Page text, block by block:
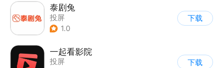
泰剧兔
投屏
1.0
下载
一起看影院
投屏
下载